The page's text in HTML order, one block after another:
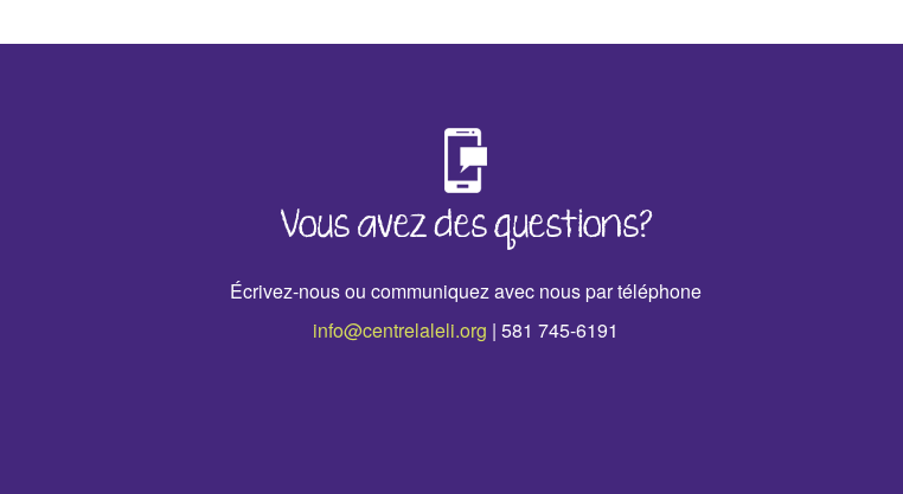
Vous avez des questions?
Écrivez-nous ou communiquez avec nous par téléphone
info@centrelaleli.org | 581 745-6191